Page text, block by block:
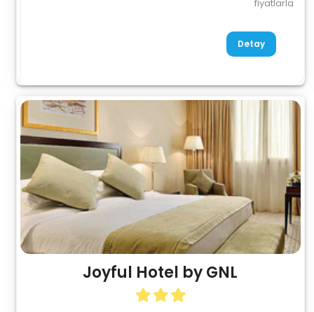
fiyatlarla
Detay
Joyful Hotel by GNL